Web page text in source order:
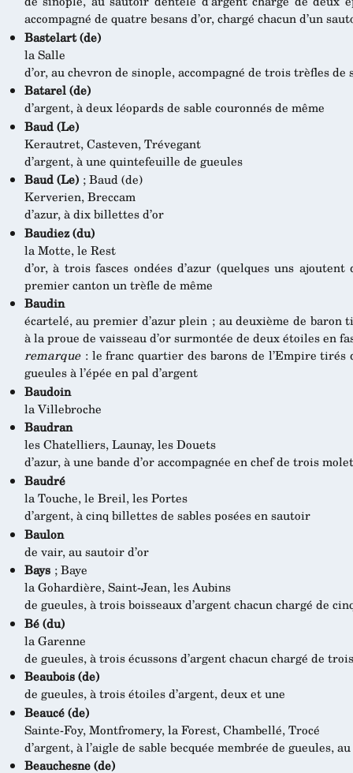
accompagné de quatre besans d’or, chargé chacun d’un
Bastelart (de)
la Salle
d’or, au chevron de sinople, accompagné de trois trèfles de
Batarel (de)
d’argent, à deux léopards de sable couronnés de même
Baud (Le)
Kerautret, Casteven, Trévegant
d’argent, à une quintefeuille de gueules
Baud (Le); Baud (de)
Kerverien, Breccam
d’azur, à dix billettes d’or
Baudiez (du)
la Motte, le Rest
d’or, à trois fasces ondées d’azur (quelques uns
premier canton un trèfle de même
Baudin
écartelé, au premier d’azur plein ; au deuxième de baron
à la proue de vaisseau d’or surmontée de deux étoiles en
remarque: le franc quartier des barons de l’Empire tirés
gueules à l’épée en pal d’argent
Baudoin
la Villebroche
Baudran
les Chatelliers, Launay, les Douets
d’azur, à une bande d’or accompagnée en chef de trois
Baudré
la Touche, le Breil, les Portes
d’argent, à cinq billettes de sables posées en sautoir
Baulon
de vair, au sautoir d’or
Bays; Baye
la Gohardière, Saint-Jean, les Aubins
de gueules, à trois boisseaux d’argent chacun chargé de
Bé (du)
la Garenne
de gueules, à trois écussons d’argent chacun chargé de
Beaubois (de)
de gueules, à trois étoiles d’argent, deux et une
Beaucé (de)
Sainte-Foy, Montfromery, la Forest, Chambellé, Trocé
d’argent, à l’aigle de sable becquée membrée de gueules,
Beauchesne (de)